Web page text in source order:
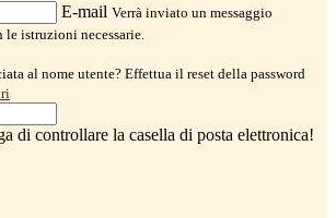
E-mail Verrà inviato un messaggio
istruzioni necessarie.
al nome utente? Effettua il reset della password
di controllare la casella di posta elettronica!